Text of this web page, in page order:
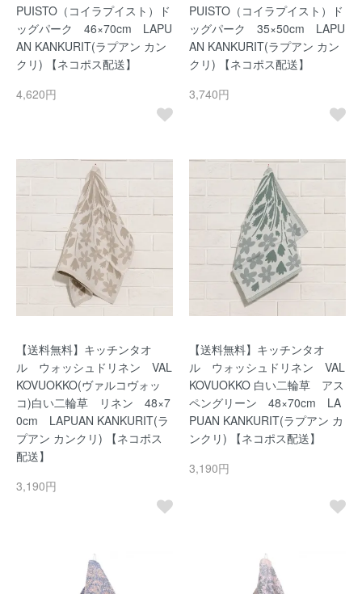
PUISTO（コイラプイスト）ド
ッグパーク 46×70cm LAPU
AN KANKURIT(ラプアン カン
クリ) 【ネコポス配送】
4,620円
PUISTO（コイラプイスト）ド
ッグパーク 35×50cm LAPU
AN KANKURIT(ラプアン カン
クリ) 【ネコポス配送】
3,740円
【送料無料】キッチンタオ
ル ウォッシュドリネン VAL
KOVUOKKO(ヴァルコヴォッ
コ)白い二輪草 リネン 48×7
0cm LAPUAN KANKURIT(ラ
プアン カンクリ) 【ネコポス
配送】
3,190円
【送料無料】キッチンタオ
ル ウォッシュドリネン VAL
KOVUOKKO 白い二輪草 アス
ペングリーン 48×70cm LA
PUAN KANKURIT(ラプアン カ
ンクリ) 【ネコポス配送】
3,190円